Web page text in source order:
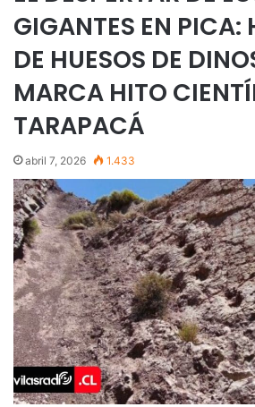
GIGANTES EN PICA:
DE HUESOS DE
MARCA HITO
TARAPACÁ
abril 7, 2026 1.433